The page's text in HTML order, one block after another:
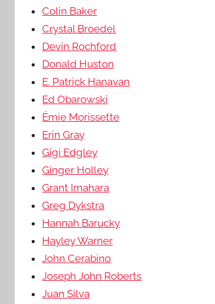
Colin Baker
Crystal Broedel
Devin Rochford
Donald Huston
E. Patrick Hanavan
Ed Obarowski
Émie Morissette
Erin Gray
Gigi Edgley
Ginger Holley
Grant Imahara
Greg Dykstra
Hannah Barucky
Hayley Warner
John Cerabino
Joseph John Roberts
Juan Silva